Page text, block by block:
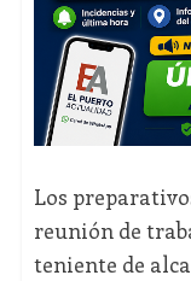
Los
reunión de
teniente de